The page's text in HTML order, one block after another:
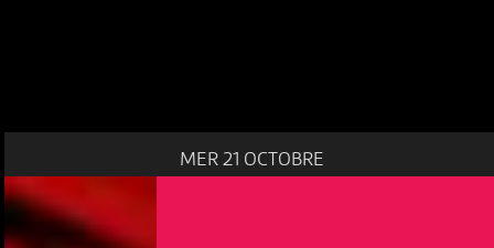
MER 21 OCTOBRE